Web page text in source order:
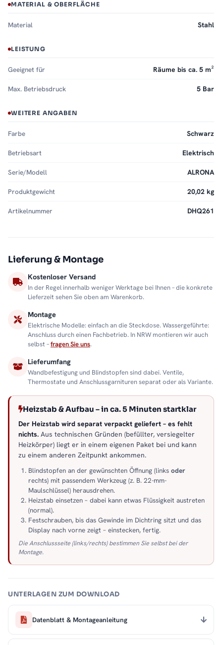
MATERIAL & OBERFLÄCHE
Material Stahl
LEISTUNG
Geeignet für Räume bis ca. 5 m²
Max. Betriebsdruck 5 Bar
WEITERE ANGABEN
Farbe Schwarz
Betriebsart Elektrisch
Serie/Modell ALRONA
Produktgewicht 20,02 kg
Artikelnummer DHQ261
Lieferung & Montage
Kostenloser Versand
In der Regel innerhalb weniger Werktage bei Ihnen – die konkrete
Lieferzeit sehen Sie oben am Warenkorb.
Montage
Elektrische Modelle: einfach an die Steckdose. Wassergeführte:
Anschluss durch einen Fachbetrieb. In NRW montieren wir auch
selbst –fragen Sie uns.
Lieferumfang
Wandbefestigung und Blindstopfen sind dabei. Ventile,
Thermostate und Anschlussgarnituren separat oder als Variante.
Heizstab & Aufbau – in ca. 5 Minuten startklar
Der Heizstab wird separat verpackt geliefert – es fehlt
nichts. Aus technischen Gründen (befüllter, versiegelter
Heizkörper) liegt er in einem eigenen Paket bei und kann
zu einem anderen Zeitpunkt ankommen.
Blindstopfen an der gewünschten Öffnung (links oder
rechts) mit passendem Werkzeug (z. B. 22-mm-
Maulschlüssel) herausdrehen.
Heizstab einsetzen – dabei kann etwas Flüssigkeit austreten
(normal).
Festschrauben, bis das Gewinde im Dichtring sitzt und das
Display nach vorne zeigt – einstecken, fertig.
Die Anschlussseite (links/rechts) bestimmen Sie selbst bei der
Montage.
UNTERLAGEN ZUM DOWNLOAD
Datenblatt & Montageanleitung